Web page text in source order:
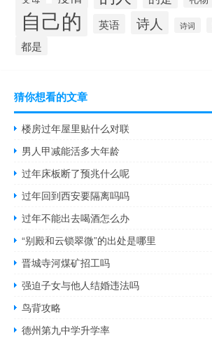
自己的 英语 诗人 诗词
都是
猜你想看的文章
楼房过年屋里贴什么对联
男人甲减能活多大年龄
过年床板断了预兆什么呢
过年回到西安要隔离吗吗
过年不能出去喝酒怎么办
“别殿和云锁翠微”的出处是哪里
晋城寺河煤矿招工吗
强迫子女与他人结婚违法吗
鸟背攻略
德州第九中学升学率